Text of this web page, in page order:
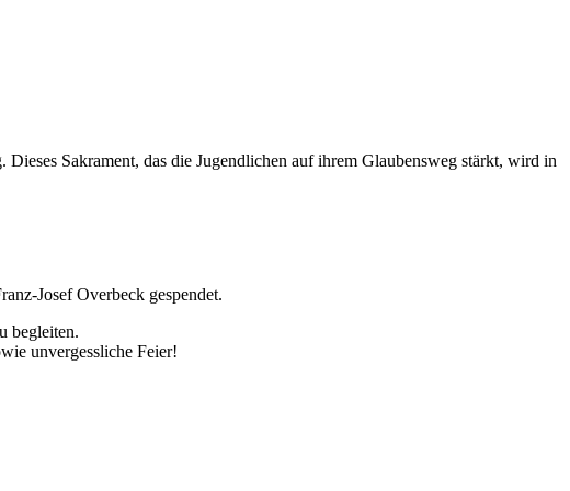
Sakrament, das die Jugendlichen auf ihrem Glaubensweg stärkt, wird in
Josef Overbeck gespendet.
begleiten.
unvergessliche Feier!